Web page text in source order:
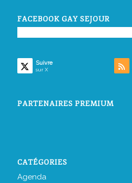
FACEBOOK GAY SEJOUR
Suivre
sur X
PARTENAIRES PREMIUM
CATÉGORIES
Agenda